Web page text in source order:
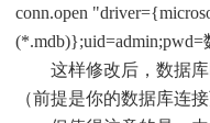
conn.open
这样修改后，数据库
（前提是你的数据库连